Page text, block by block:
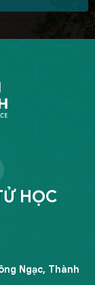
định
HỌC
Ngạc, Thành